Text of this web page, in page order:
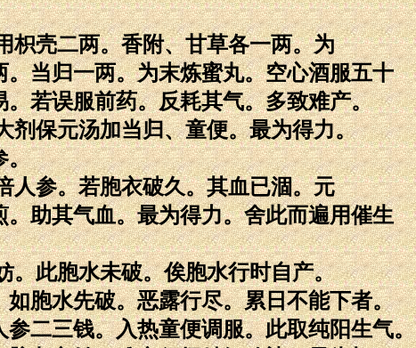
枳壳二两。香附、甘草各一两。为
当归一两。为末炼蜜丸。空心酒服五十
若误服前药。反耗其气。多致难产。
剂保元汤加当归、童便。最为得力。
。
人参。若胞衣破久。其血已涸。元
助其气血。最为得力。舍此而遍用催生
。此胞水未破。俟胞水行时自产。
胞水先破。恶露行尽。累日不能下者。
二三钱。入热童便调服。此取纯阳生气。